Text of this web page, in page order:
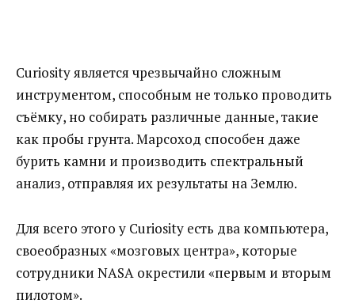
Curiosity является чрезвычайно сложным
инструментом, способным не только проводить
съёмку, но собирать различные данные, такие
как пробы грунта. Марсоход способен даже
бурить камни и производить спектральный
анализ, отправляя их результаты на Землю.
Для всего этого у Curiosity есть два компьютера,
своеобразных «мозговых центра», которые
сотрудники NASA окрестили «первым и вторым
пилотом».